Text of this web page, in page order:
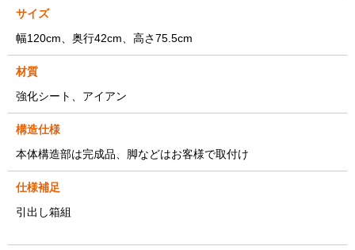
サイズ
幅120cm、奥行42cm、高さ75.5cm
材質
強化シート、アイアン
構造仕様
本体構造部は完成品、脚などはお客様で取付け
仕様補足
引出し箱組